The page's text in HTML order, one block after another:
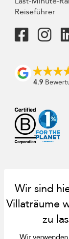
Reiseführer
4.9
USD $ de
Copyright ©️
Vereinigten
Wir